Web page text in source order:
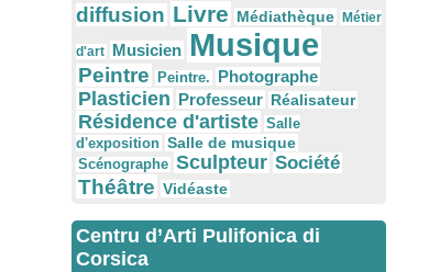
diffusion Livre Médiathèque Métier
d'art Musicien Musique
Peintre Peintre. Photographe
Plasticien Professeur Réalisateur
Résidence d'artiste Salle
d'exposition Salle de musique
Scénographe Sculpteur Société
Théâtre Vidéaste
Centru d’Arti Pulifonica di
Corsica